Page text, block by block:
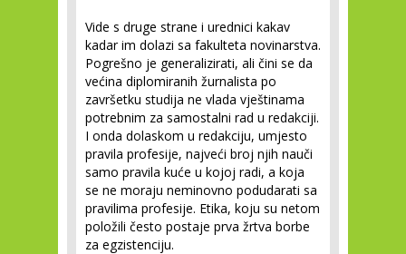
Vide s druge strane i urednici kakav
kadar im dolazi sa fakulteta novinarstva.
Pogrešno je generalizirati, ali čini se da
većina diplomiranih žurnalista po
završetku studija ne vlada vještinama
potrebnim za samostalni rad u redakciji.
I onda dolaskom u redakciju, umjesto
pravila profesije, najveći broj njih nauči
samo pravila kuće u kojoj radi, a koja
se ne moraju neminovno podudarati sa
pravilima profesije. Etika, koju su netom
položili često postaje prva žrtva borbe
za egzistenciju.